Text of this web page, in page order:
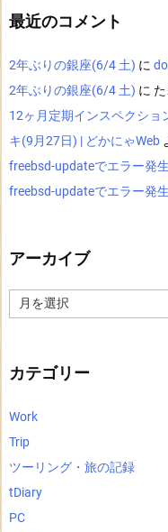
最近のコメント
2年ぶりの銀座(6/4 土) に
2年ぶりの銀座(6/4 土) に た
12ヶ月定期インスペクショ
キ(9月27日) | どかにゃWeb
freebsd-updateでエラー発生
freebsd-updateでエラー発生
アーカイブ
ー
カテゴリー
Work
Trip
ツーリング・旅の記録
tDiary
PC